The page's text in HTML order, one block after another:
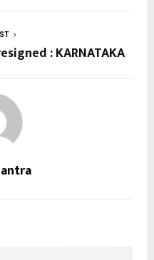
: KARNATAKA